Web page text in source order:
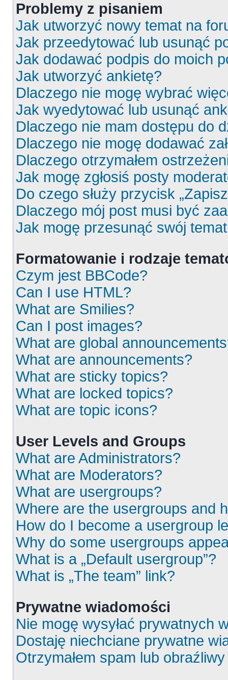
Problemy z pisaniem
Jak utworzyć nowy temat na
Jak przeedytować lub usunąć
Jak dodawać podpis do moich
Jak utworzyć ankietę?
Dlaczego nie mogę wybrać
Jak wyedytować lub usunąć
Dlaczego nie mam dostępu do
Dlaczego nie mogę dodawać
Dlaczego otrzymałem
Jak mogę zgłosiś posty
Do czego służy przycisk
Dlaczego mój post musi być
Jak mogę przesunąć swój
Formatowanie i rodzaje
Czym jest BBCode?
Can I use HTML?
What are Smilies?
Can I post images?
What are global
What are announcements?
What are sticky topics?
What are locked topics?
What are topic icons?
User Levels and Groups
What are Administrators?
What are Moderators?
What are usergroups?
Where are the usergroups and
How do I become a usergroup
Why do some usergroups
What is a „Default usergroup”?
What is „The team” link?
Prywatne wiadomości
Nie mogę wysyłać prywatnych
Dostaję niechciane prywatne
Otrzymałem spam lub